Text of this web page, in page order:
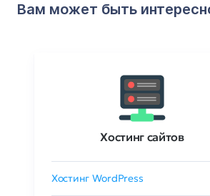
Вам может быть
Хостинг сайтов
Хостинг WordPress